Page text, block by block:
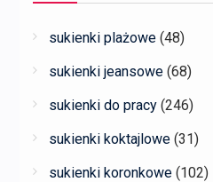
sukienki plażowe (48)
sukienki jeansowe (68)
sukienki do pracy (246)
sukienki koktajlowe (31)
sukienki koronkowe (102)